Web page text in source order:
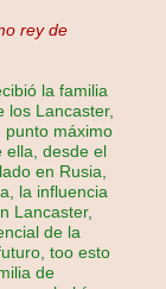
rey de
la familia
los Lancaster,
punto máximo
ella, desde el
en Rusia,
la influencia
Lancaster,
de la
too esto
de